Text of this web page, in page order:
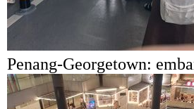
Penang-Georgetown: